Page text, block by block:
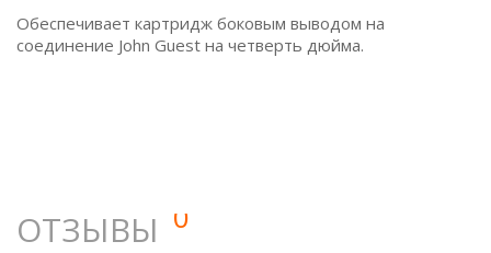
Обеспечивает картридж боковым выводом на
соединение John Guest на четверть дюйма.
ОТЗЫВЫ 0